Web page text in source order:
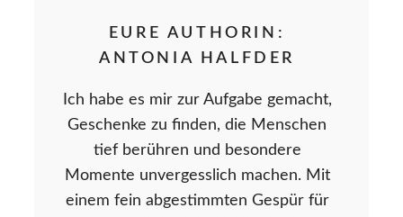
EURE AUTHORIN:
ANTONIA HALFDER
Ich habe es mir zur Aufgabe gemacht,
Geschenke zu finden, die Menschen
tief berühren und besondere
Momente unvergesslich machen. Mit
einem fein abgestimmten Gespür für